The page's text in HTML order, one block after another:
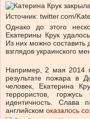
Источник: twitter.com/
Однако до этого
Екатерины Крук
Из них можно составить
взглядов украинского
Например, 2 мая 2014
результате пожара в
человек, Екатерина
террористов,
идентичность. Слава
английском оказалось